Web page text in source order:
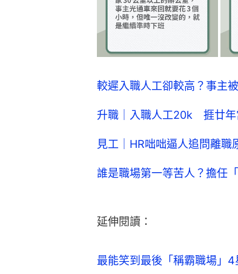
較遲入職人工卻較高？事主
升職｜入職人工20k 捱廿
見工｜HR咄咄逼人追問離
誰是職場第一等苦人？擔任
延伸閱讀：
最能笑到最後「稱霸職場」